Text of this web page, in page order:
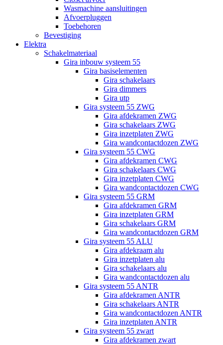
Wasmachine aansluitingen
Afvoerpluggen
Toebehoren
Bevestiging
Elektra
Schakelmateriaal
Gira inbouw systeem 55
Gira basiselementen
Gira schakelaars
Gira dimmers
Gira utp
Gira systeem 55 ZWG
Gira afdekramen ZWG
Gira schakelaars ZWG
Gira inzetplaten ZWG
Gira wandcontactdozen ZWG
Gira systeem 55 CWG
Gira afdekramen CWG
Gira schakelaars CWG
Gira inzetplaten CWG
Gira wandcontactdozen CWG
Gira systeem 55 GRM
Gira afdekramen GRM
Gira inzetplaten GRM
Gira schakelaars GRM
Gira wandcontactdozen GRM
Gira systeem 55 ALU
Gira afdekraam alu
Gira inzetplaten alu
Gira schakelaars alu
Gira wandcontactdozen alu
Gira systeem 55 ANTR
Gira afdekramen ANTR
Gira schakelaars ANTR
Gira wandcontactdozen ANTR
Gira inzetplaten ANTR
Gira systeem 55 zwart
Gira afdekramen zwart